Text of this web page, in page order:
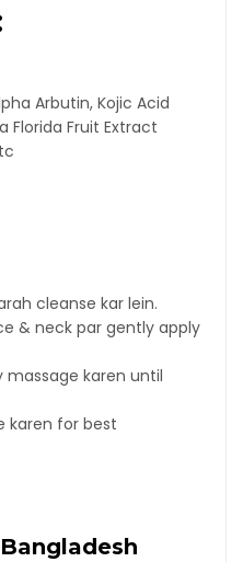
Arbutin, Kojic Acid
Florida Fruit Extract
cleanse kar lein.
& neck par gently apply
karen until
karen for best